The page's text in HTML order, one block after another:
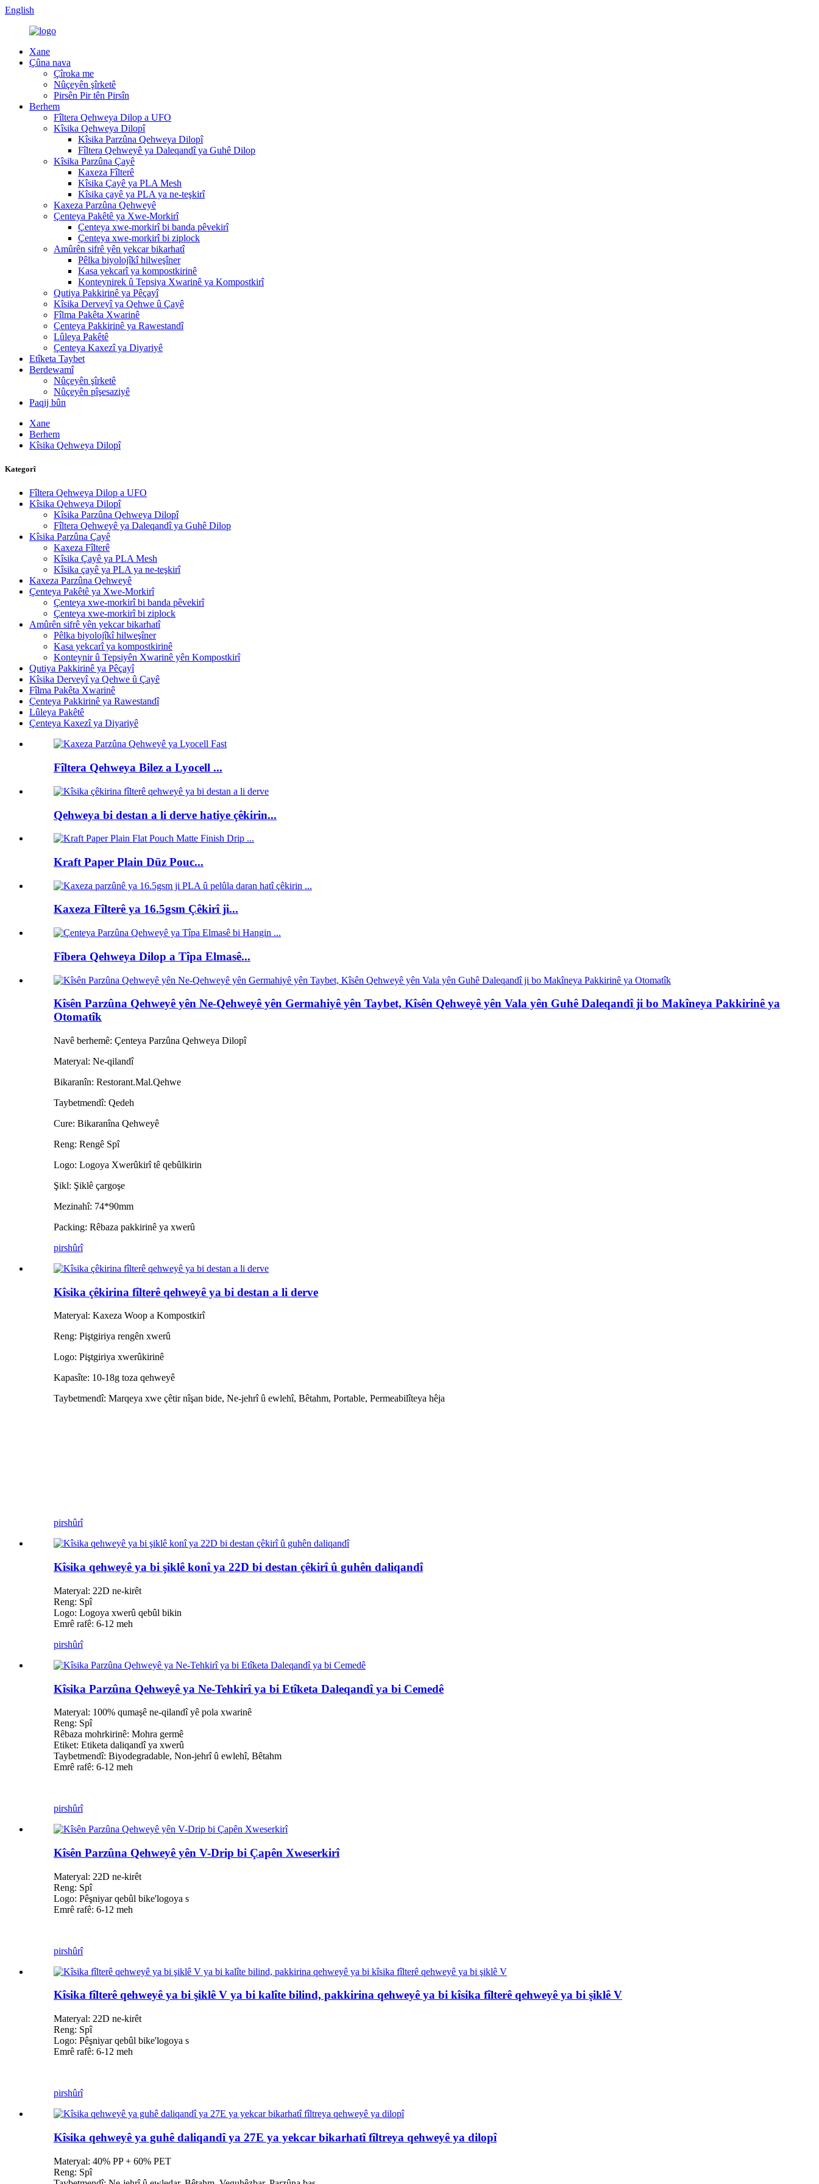
English
Xane
Çûna nava
Çîroka me
Nûçeyên şîrketê
Pirsên Pir tên Pirsîn
Berhem
Fîltera Qehweya Dilop a UFO
Kîsika Qehweya Dilopî
Kîsika Parzûna Qehweya Dilopî
Fîltera Qehweyê ya Daleqandî ya Guhê Dilop
Kîsika Parzûna Çayê
Kaxeza Fîlterê
Kîsika Çayê ya PLA Mesh
Kîsika çayê ya PLA ya ne-teşkirî
Kaxeza Parzûna Qehweyê
Çenteya Pakêtê ya Xwe-Morkirî
Çenteya xwe-morkirî bi banda pêvekirî
Çenteya xwe-morkirî bi ziplock
Amûrên sifrê yên yekcar bikarhatî
Pêlka biyolojîkî hilweşîner
Kasa yekcarî ya kompostkirinê
Konteynirek û Tepsiya Xwarinê ya Kompostkirî
Qutiya Pakkirinê ya Pêçayî
Kîsika Derveyî ya Qehwe û Çayê
Fîlma Pakêta Xwarinê
Çenteya Pakkirinê ya Rawestandî
Lûleya Pakêtê
Çenteya Kaxezî ya Diyariyê
Etîketa Taybet
Berdewamî
Nûçeyên şîrketê
Nûçeyên pîşesaziyê
Paqij bûn
Xane
Berhem
Kîsika Qehweya Dilopî
Kategorî
Fîltera Qehweya Dilop a UFO
Kîsika Qehweya Dilopî
Kîsika Parzûna Qehweya Dilopî
Fîltera Qehweyê ya Daleqandî ya Guhê Dilop
Kîsika Parzûna Çayê
Kaxeza Fîlterê
Kîsika Çayê ya PLA Mesh
Kîsika çayê ya PLA ya ne-teşkirî
Kaxeza Parzûna Qehweyê
Çenteya Pakêtê ya Xwe-Morkirî
Çenteya xwe-morkirî bi banda pêvekirî
Çenteya xwe-morkirî bi ziplock
Amûrên sifrê yên yekcar bikarhatî
Pêlka biyolojîkî hilweşîner
Kasa yekcarî ya kompostkirinê
Konteynir û Tepsiyên Xwarinê yên Kompostkirî
Qutiya Pakkirinê ya Pêçayî
Kîsika Derveyî ya Qehwe û Çayê
Fîlma Pakêta Xwarinê
Çenteya Pakkirinê ya Rawestandî
Lûleya Pakêtê
Çenteya Kaxezî ya Diyariyê
Fîltera Qehweya Bilez a Lyocell ...
Qehweya bi destan a li derve hatiye çêkirin...
Kraft Paper Plain Düz Pouc...
Kaxeza Fîlterê ya 16.5gsm Çêkirî ji...
Fîbera Qehweya Dilop a Tîpa Elmasê...
Kîsên Parzûna Qehweyê yên Ne-Qehweyê yên Germahiyê yên Taybet, Kîsên Qehweyê yên Vala yên Guhê Daleqandî ji bo Makîneya Pakkirinê ya
Otomatîk
Navê berhemê: Çenteya Parzûna Qehweya Dilopî
Materyal: Ne-qilandî
Bikaranîn: Restorant.Mal.Qehwe
Taybetmendî: Qedeh
Cure: Bikaranîna Qehweyê
Reng: Rengê Spî
Logo: Logoya Xwerûkirî tê qebûlkirin
Şikl: Şiklê çargoşe
Mezinahî: 74*90mm
Packing: Rêbaza pakkirinê ya xwerû
pirshûrî
Kîsika çêkirina fîlterê qehweyê ya bi destan a li derve
Materyal: Kaxeza Woop a Kompostkirî
Reng: Piştgiriya rengên xwerû
Logo: Piştgiriya xwerûkirinê
Kapasîte: 10-18g toza qehweyê
Taybetmendî: Marqeya xwe çêtir nîşan bide, Ne-jehrî û ewlehî, Bêtahm, Portable, Permeabilîteya hêja
pirshûrî
Kîsika qehweyê ya bi şiklê konî ya 22D bi destan çêkirî û guhên daliqandî
Materyal: 22D ne-kirêt
Reng: Spî
Logo: Logoya xwerû qebûl bikin
Emrê rafê: 6-12 meh
pirshûrî
Kîsika Parzûna Qehweyê ya Ne-Tehkirî ya bi Etîketa Daleqandî ya bi Cemedê
Materyal: 100% qumaşê ne-qilandî yê pola xwarinê
Reng: Spî
Rêbaza mohrkirinê: Mohra germê
Etiket: Etiketa daliqandî ya xwerû
Taybetmendî: Biyodegradable, Non-jehrî û ewlehî, Bêtahm
Emrê rafê: 6-12 meh
pirshûrî
Kîsên Parzûna Qehweyê yên V-Drip bi Çapên Xweserkirî
Materyal: 22D ne-kirêt
Reng: Spî
Logo: Pêşniyar qebûl bike'logoya s
Emrê rafê: 6-12 meh
pirshûrî
Kîsika fîlterê qehweyê ya bi şiklê V ya bi kalîte bilind, pakkirina qehweyê ya bi kîsika fîlterê qehweyê ya bi şiklê V
Materyal: 22D ne-kirêt
Reng: Spî
Logo: Pêşniyar qebûl bike'logoya s
Emrê rafê: 6-12 meh
pirshûrî
Kîsika qehweyê ya guhê daliqandî ya 27E ya yekcar bikarhatî fîltreya qehweyê ya dilopî
Materyal: 40% PP + 60% PET
Reng: Spî